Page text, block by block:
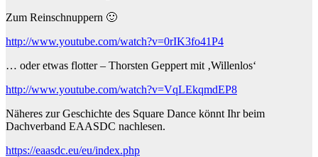
Zum Reinschnuppern 🙂
http://www.youtube.com/watch?v=0rIK3fo41P4
… oder etwas flotter – Thorsten Geppert mit ‚Willenlos‘
http://www.youtube.com/watch?v=VqLEkqmdEP8
Näheres zur Geschichte des Square Dance könnt Ihr beim
Dachverband EAASDC nachlesen.
https://eaasdc.eu/eu/index.php